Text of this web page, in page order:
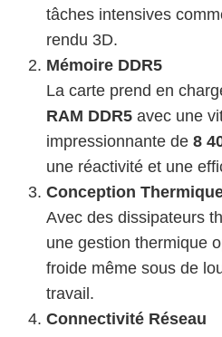
tâches intensives
rendu 3D.
Mémoire DDR5
La carte prend en
RAM DDR5 avec une
impressionnante de 8
une réactivité et une
Conception
Avec des dissipateurs
une gestion thermique
froide même sous de
travail.
Connectivité Réseau